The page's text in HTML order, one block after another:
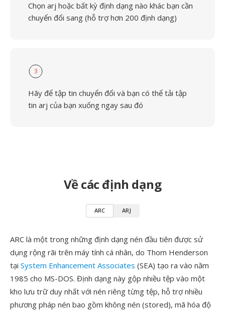
Chọn arj hoặc bất kỳ định dạng nào khác bạn cần
chuyển đổi sang (hỗ trợ hơn 200 định dạng)
3
Hãy để tập tin chuyển đổi và bạn có thể tải tập
tin arj của bạn xuống ngay sau đó
Về các định dạng
ARC ARJ
ARC là một trong những định dạng nén đầu tiên được sử
dụng rộng rãi trên máy tính cá nhân, do Thom Henderson
tại System Enhancement Associates (SEA) tạo ra vào năm
1985 cho MS-DOS. Định dạng này gộp nhiều tệp vào một
kho lưu trữ duy nhất với nén riêng từng tệp, hỗ trợ nhiều
phương pháp nén bao gồm không nén (stored), mã hóa độ